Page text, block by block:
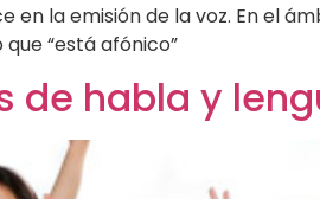
en la emisión de la voz. En el
“está afónico”
de habla y